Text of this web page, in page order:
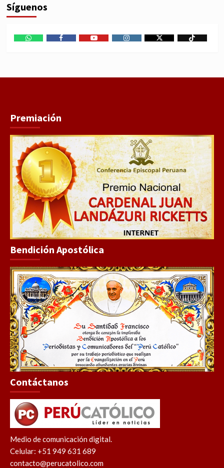
Síguenos
Premiación
Bendición Apostólica
Contáctanos
Medio de comunicación digital.
Celular: +51 949 631 689
contacto@perucatolico.com